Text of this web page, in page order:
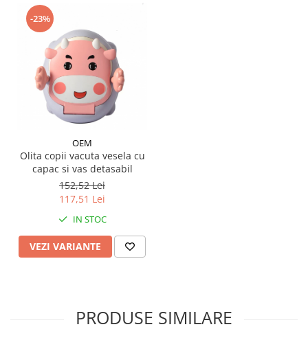
-23%
OEM
Olita copii vacuta vesela cu
capac si vas detasabil
152,52 Lei
117,51 Lei
IN STOC
VEZI VARIANTE
PRODUSE SIMILARE